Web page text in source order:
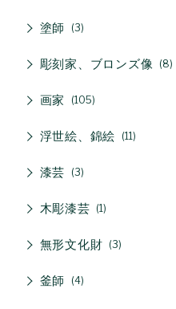
塗師 3
彫刻家、ブロンズ像 8
画家 105
浮世絵、錦絵 11
漆芸 3
木彫漆芸 1
無形文化財 3
釜師 4